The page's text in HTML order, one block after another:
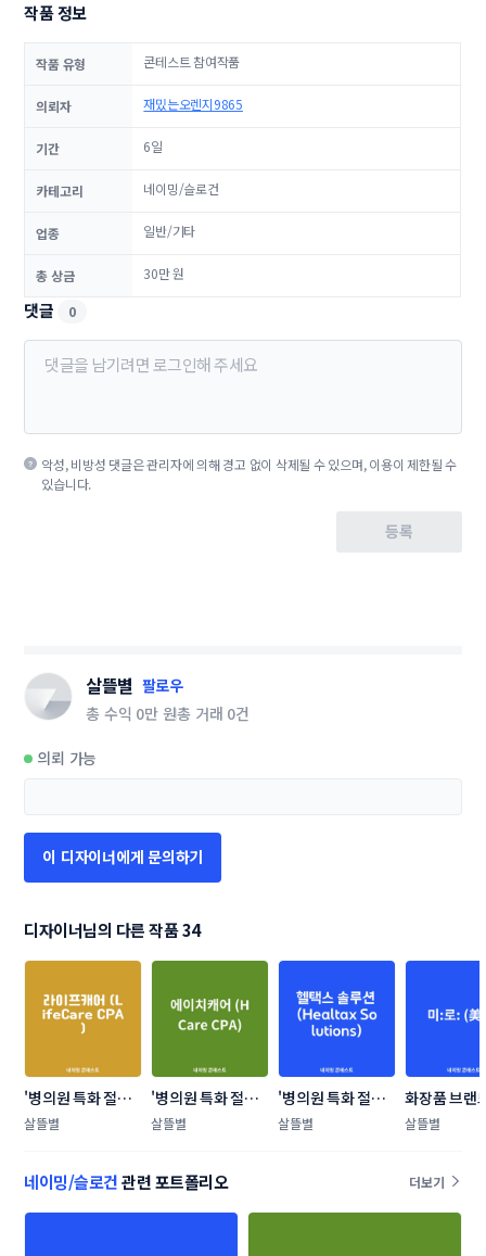
작품 정보
작품 유형 콘테스트 참여작품
의뢰자 재밌는오렌지9865
기간 6일
카테고리 네이밍/슬로건
업종 일반/기타
총 상금 30만 원
댓글 0
악성, 비방성 댓글은 관리자에 의해 경고 없이 삭제될 수 있으며, 이용이 제한될 수
있습니다.
등록
살뜰별 팔로우
총 수익 0만 원총 거래 0건
의뢰 가능
이 디자이너에게 문의하기
디자이너님의 다른 작품 34
'병의원 특화 절세
서비스' 신규 브랜
살뜰별
'병의원 특화 절세
서비스' 신규 브랜
살뜰별
'병의원 특화 절세
서비스' 신규 브랜
살뜰별
화장품 브랜
밍 콘테스트
살뜰별
네이밍/슬로건관련 포트폴리오 더보기